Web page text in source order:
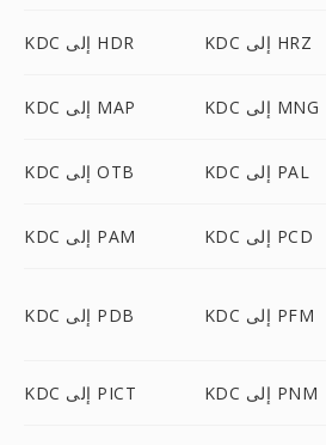
KDC إلى HDR KDC إلى HRZ
KDC إلى MAP KDC إلى MNG
KDC إلى OTB KDC إلى PAL
KDC إلى PAM KDC إلى PCD
KDC إلى PDB KDC إلى PFM
KDC إلى PICT KDC إلى PNM